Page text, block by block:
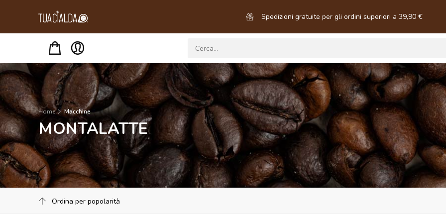
Spedizioni gratuite per gli ordini superiori a 39,90 €
Home Macchine
MONTALATTE